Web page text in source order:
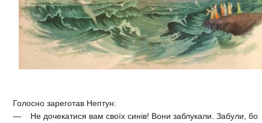
Голосно зареготав Нептун:
— Не дочекатися вам своїх синів! Вони заблукали. Забули, бо